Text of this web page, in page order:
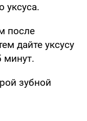
уксуса.
после
дайте уксусу
минут.
зубной